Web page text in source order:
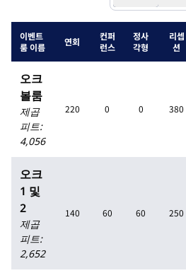
이벤트
룸 이름
연회
컨퍼
런스
정사
각형
리셉
션
오크
볼룸
제곱
피트:
4,056
220 0 0 380
오크
1 및
2
제곱
피트:
2,652
140 60 60 250